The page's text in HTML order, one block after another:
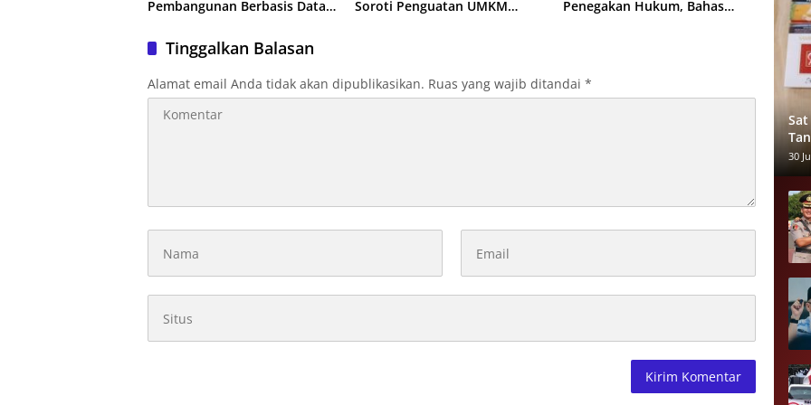
Pembangunan Berbasis Data
Soroti Penguatan UMKM
Penegakan Hukum, Bahas
Tinggalkan Balasan
Alamat email Anda tidak akan dipublikasikan. Ruas yang wajib ditandai *
30